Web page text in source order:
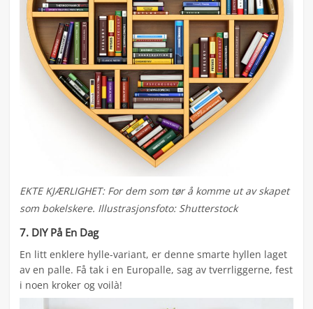
EKTE KJÆRLIGHET: For dem som tør å komme ut av skapet
som bokelskere. Illustrasjonsfoto: Shutterstock
7. DIY På En Dag
En litt enklere hylle-variant, er denne smarte hyllen laget
av en palle. Få tak i en Europalle, sag av tverrliggerne, fest
i noen kroker og voilà!